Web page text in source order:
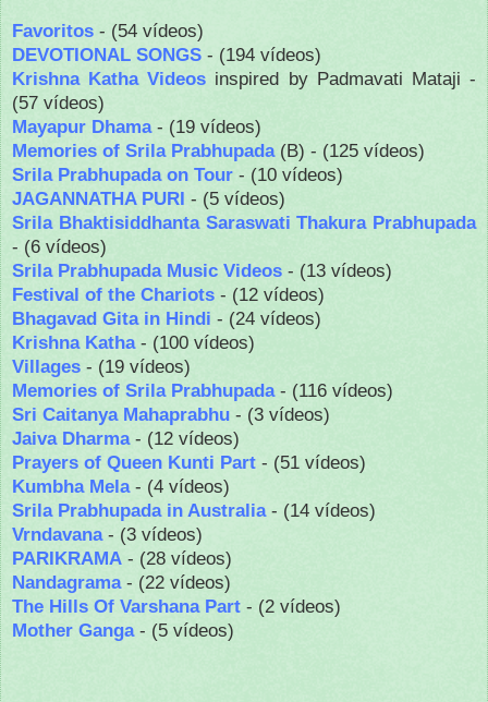
Favoritos - (54 vídeos)
DEVOTIONAL SONGS - (194 vídeos)
Krishna Katha Videos inspired by Padmavati Mataji -
(57 vídeos)
Mayapur Dhama- (19 vídeos)
Memories of Srila Prabhupada(B) - (125 vídeos)
Srila Prabhupada on Tour - (10 vídeos)
JAGANNATHA PURI - (5 vídeos)
Srila Bhaktisiddhanta Saraswati Thakura Prabhupada
- (6 vídeos)
Srila Prabhupada Music Videos - (13 vídeos)
Festival of the Chariots - (12 vídeos)
Bhagavad Gita in Hindi - (24 vídeos)
Krishna Katha- (100 vídeos)
Villages - (19 vídeos)
Memories of Srila Prabhupada- (116 vídeos)
Sri Caitanya Mahaprabhu - (3 vídeos)
Jaiva Dharma- (12 vídeos)
Prayers of Queen Kunti Part - (51 vídeos)
Kumbha Mela- (4 vídeos)
Srila Prabhupada in Australia- (14 vídeos)
Vrndavana- (3 vídeos)
PARIKRAMA - (28 vídeos)
Nandagrama- (22 vídeos)
The Hills Of Varshana Part - (2 vídeos)
Mother Ganga- (5 vídeos)